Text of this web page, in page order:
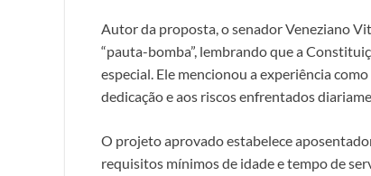
Autor da proposta, o senador Veneziano
“pauta-bomba”, lembrando que a
especial. Ele mencionou a experiência
dedicação e aos riscos enfrentados
O projeto aprovado estabelece
requisitos mínimos de idade e tempo de